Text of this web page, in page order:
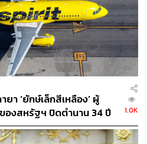
า ‘ยักษ์เล็กสีเหลือง’ ผู้
องสหรัฐฯ ปิดตำนาน 34 ปี
ต้องเดือดร้อนในวันที่ตั๋ว
1.0K